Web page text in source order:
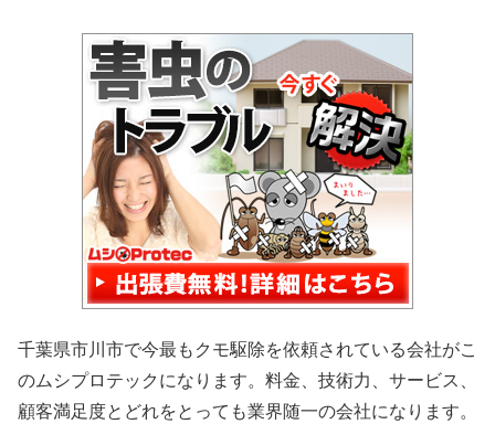
千葉県市川市で今最もクモ駆除を依頼されている会社がこ
のムシプロテックになります。料金、技術力、サービス、
顧客満足度とどれをとっても業界随一の会社になります。